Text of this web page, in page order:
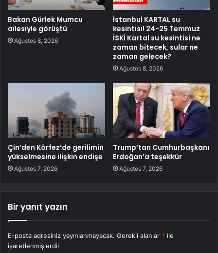
Bakan Gürlek Mumcu
ailesiyle görüştü
Ağustos 8, 2026
İstanbul KARTAL su
kesintisi! 24-25 Temmuz
İSKİ Kartal su kesintisi ne
zaman bitecek, sular ne
zaman gelecek?
Ağustos 8, 2026
Çin’den Körfez’de gerilimin
yükselmesine ilişkin endişe
Ağustos 7, 2026
Trump’tan Cumhurbaşkanı
Erdoğan’a teşekkür
Ağustos 7, 2026
Bir yanıt yazın
E-posta adresiniz yayınlanmayacak. Gerekli alanlar * ile
işaretlenmişlerdir